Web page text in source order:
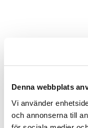
Denna webbplats
Vi använder
och annonserna till